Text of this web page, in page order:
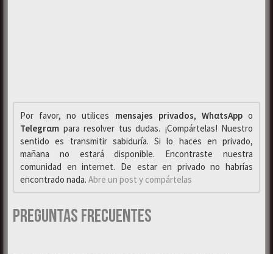
Por favor, no utilices mensajes privados, WhαtsAppo
Telegrαm para resolver tus dudas. ¡Compártelas! Nuestro
sentido es transmitir sabiduría. Si lo haces en privado,
mañana no estará disponible. Encontraste nuestra
comunidad en internet. De estar en privado no habrías
encontrado nada. Abre un post y compártelas
Preguntas Frecuentes